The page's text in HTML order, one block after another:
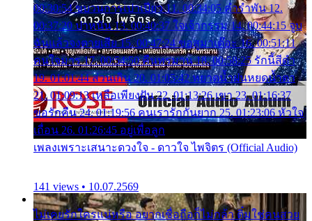
00:30:54 ขบวนการเปาเปียว 11. 00:34:05 คำรำพัน 12.
00:37:20 ปาหนัน 13. 00:40:37 ใจเจ้ากรรม 14. 00:44:15 จูบ
ฉันแล้วจงตายเสีย 15. 00:47:24 ขอสูมาเต๊อะ 16. 00:51:11
คนใจมาร 17. 00:54:50 คืนทรมาน 18. 00:58:25 รักนี้สีดำ
19. 01:01:44 ส่วนเกิน 20. 01:05:42 หยาดน้ำฝนหยดน้ำตา
21. 01:09:13 เหลือเพียงฝัน 22. 01:13:26 เขา 23. 01:16:37
ขอรักคืน 24. 01:19:56 คนเรารักกันยาก 25. 01:23:06 หัวใจ
เถื่อน 26. 01:26:45 อยู่เพื่อลูก
เพลงเพราะเสนาะดวงใจ - ดาวใจ ไพจิตร (Official Audio)
141 views • 10.07.2569
ไม่เคยรักใครแน่หรือ อยากเชื่อถือก็ไม่กล้า ติ๋มใช่คนสวย